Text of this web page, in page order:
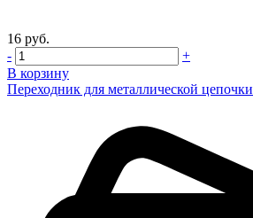
16 руб.
-
+
В корзину
Переходник для металлической цепочки